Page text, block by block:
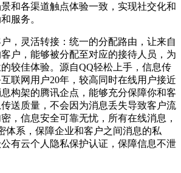
和各渠道触点体验一致，实现社交化和
服务。
灵活转接：统一的分配路由，让来自
户，能够被分配至对应的接待人员，为
较佳体验。源自QQ轻松上手，信息传
联网用户20年，较高同时在线用户接近
构架的腾讯企点，能够充分保障你和客
送质量，不会因为消息丢失导致客户流
，信息安全可靠无忧，所有在线消息，
体系，保障企业和客户之间消息的私
有云个人隐私保护认证，保障信息不泄